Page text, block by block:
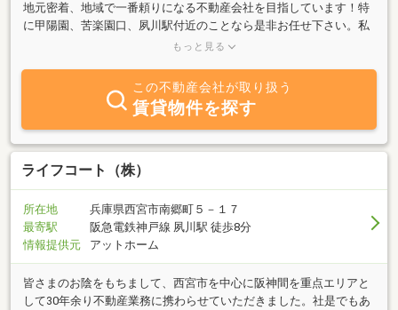
地元密着、地域で一番頼りになる不動産会社を目指しています！特
に甲陽園、苦楽園口、夙川駅付近のことなら是非お任せ下さい。私
たちが目指しているものは、地域に密着したお客様から頼っていた
声をかけていただける、そんな企業になりたいと思っています。そ
の為に、１．お客様の声をよく聞き、２．妥協せず、３．常に明る
く、４．一生懸命にやる この4つを日々徹底しております。一生
に何度もない、人生最大の買い物だからこそ、守口不動産で買いた
い、そんな風にお客様からご指名をいただけるような企業になる為
に、日々努力を続けています。精一杯対応させていただきますの
もっと見る
この不動産会社が取り扱う
賃貸物件を探す
ライフコート（株）
所在地
兵庫県西宮市南郷町５－１７
最寄駅
阪急電鉄神戸線 夙川駅 徒歩8分
情報提供元
アットホーム
皆さまのお陰をもちまして、西宮市を中心に阪神間を重点エリアと
して30年余り不動産業務に携わらせていただきました。社是でもあ